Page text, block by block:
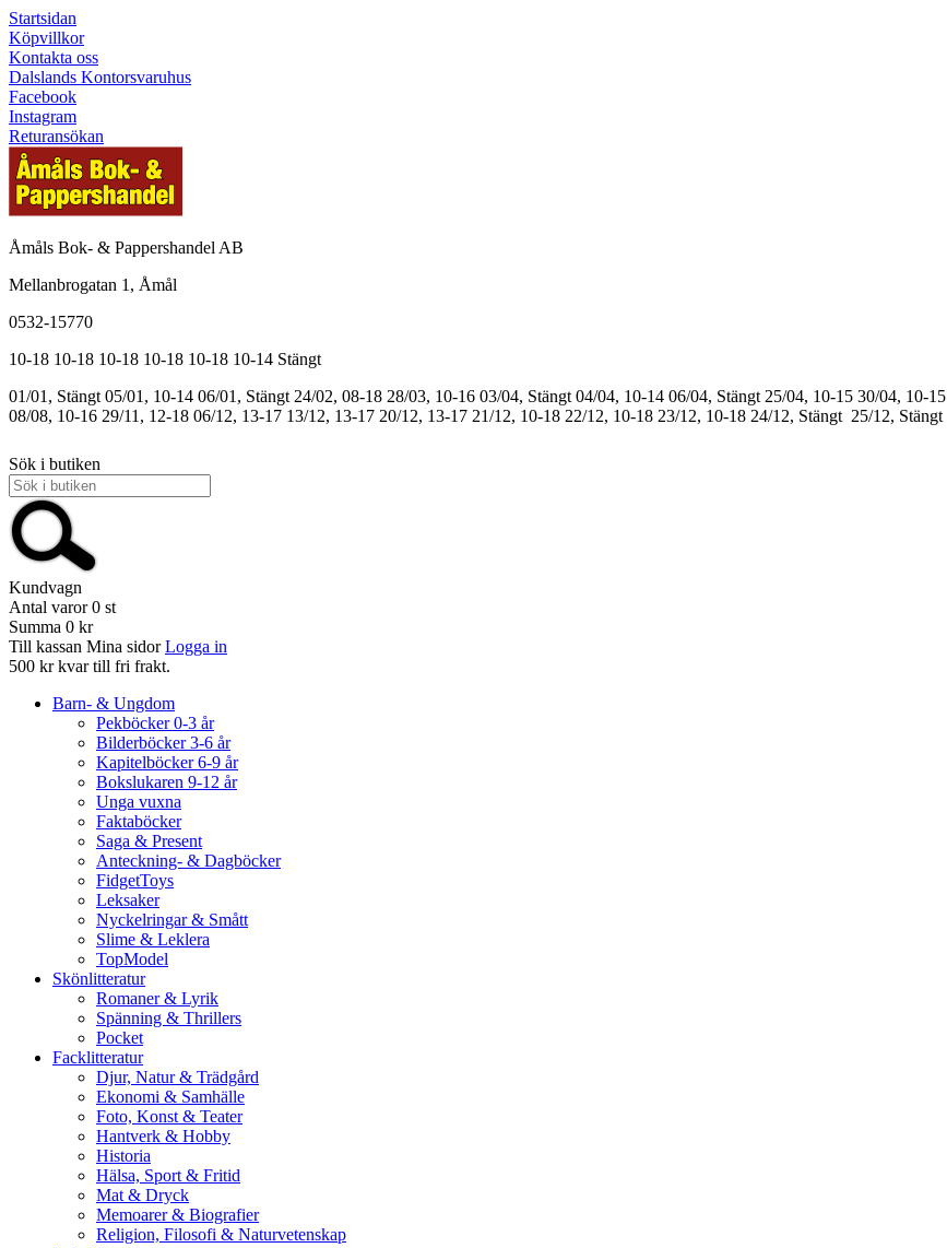
Startsidan
Köpvillkor
Kontakta oss
Dalslands Kontorsvaruhus
Facebook
Instagram
Returansökan
Åmåls Bok- & Pappershandel AB
Mellanbrogatan 1, Åmål
0532-15770
10-18 10-18 10-18 10-18 10-18 10-14 Stängt
01/01, Stängt 05/01, 10-14 06/01, Stängt 24/02, 08-18 28/03, 10-16 03/04, Stängt 04/04, 10-14 06/04, Stängt 25/04, 10-15 30/04, 10-15
08/08, 10-16 29/11, 12-18 06/12, 13-17 13/12, 13-17 20/12, 13-17 21/12, 10-18 22/12, 10-18 23/12, 10-18 24/12, Stängt 25/12, Stängt
Sök i butiken
Kundvagn
Antal varor 0 st
Summa 0 kr
Till kassan Mina sidor Logga in
500 kr kvar till fri frakt.
Barn- & Ungdom
Pekböcker 0-3 år
Bilderböcker 3-6 år
Kapitelböcker 6-9 år
Bokslukaren 9-12 år
Unga vuxna
Faktaböcker
Saga & Present
Anteckning- & Dagböcker
FidgetToys
Leksaker
Nyckelringar & Smått
Slime & Leklera
TopModel
Skönlitteratur
Romaner & Lyrik
Spänning & Thrillers
Pocket
Facklitteratur
Djur, Natur & Trädgård
Ekonomi & Samhälle
Foto, Konst & Teater
Hantverk & Hobby
Historia
Hälsa, Sport & Fritid
Mat & Dryck
Memoarer & Biografier
Religion, Filosofi & Naturvetenskap